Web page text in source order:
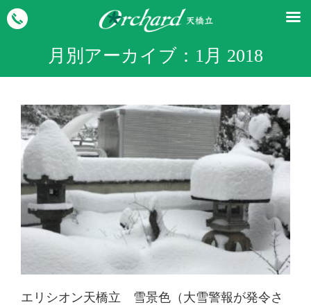
月別アーカイブ： 1月 2018
エリシオン天橋立 雪景色（大雪警報が発令さ